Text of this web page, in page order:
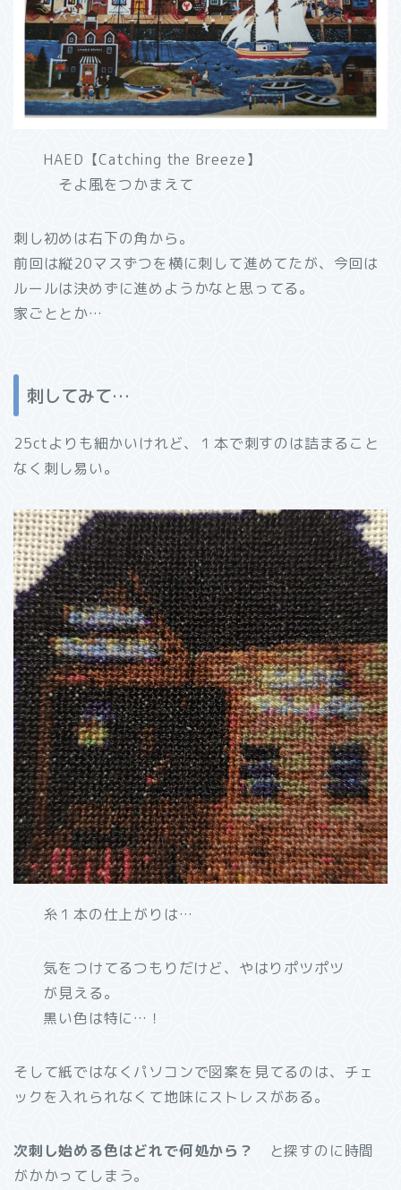
HAED【Catching the Breeze】
そよ風をつかまえて
刺し初めは右下の角から。
前回は縦20マスずつを横に刺して進めてたが、今回は
ルールは決めずに進めようかなと思ってる。
家ごととか…
刺してみて…
25ctよりも細かいけれど、１本で刺すのは詰まること
なく刺し易い。
糸１本の仕上がりは…
気をつけてるつもりだけど、やはりポツポツ
が見える。
黒い色は特に…！
そして紙ではなくパソコンで図案を見てるのは、チェ
ックを入れられなくて地味にストレスがある。
次刺し始める色はどれで何処から？
と探すのに時間
がかかってしまう。